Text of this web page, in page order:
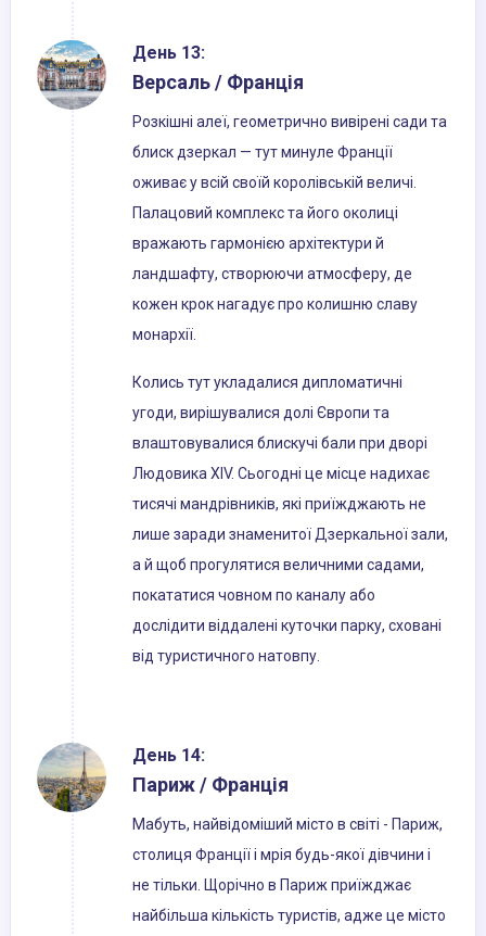
День 13:
Версаль / Франція
Розкішні алеї, геометрично вивірені сади та
блиск дзеркал — тут минуле Франції
оживає у всій своїй королівській величі.
Палацовий комплекс та його околиці
вражають гармонією архітектури й
ландшафту, створюючи атмосферу, де
кожен крок нагадує про колишню славу
монархії.
Колись тут укладалися дипломатичні
угоди, вирішувалися долі Європи та
влаштовувалися блискучі бали при дворі
Людовика XIV. Сьогодні це місце надихає
тисячі мандрівників, які приїжджають не
лише заради знаменитої Дзеркальної зали,
а й щоб прогулятися величними садами,
покататися човном по каналу або
дослідити віддалені куточки парку, сховані
від туристичного натовпу.
День 14:
Париж / Франція
Мабуть, найвідоміший місто в світі - Париж,
столиця Франції і мрія будь-якої дівчини і
не тільки. Щорічно в Париж приїжджає
найбільша кількість туристів, адже це місто